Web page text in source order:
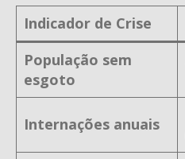
Indicador de Crise
População sem
esgoto
Internações anuais